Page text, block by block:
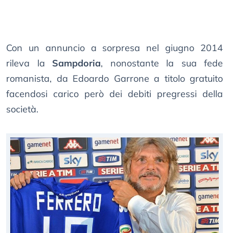
Con un annuncio a sorpresa nel giugno 2014
rileva la Sampdoria, nonostante la sua fede
romanista, da Edoardo Garrone a titolo gratuito
facendosi carico però dei debiti pregressi della
società.